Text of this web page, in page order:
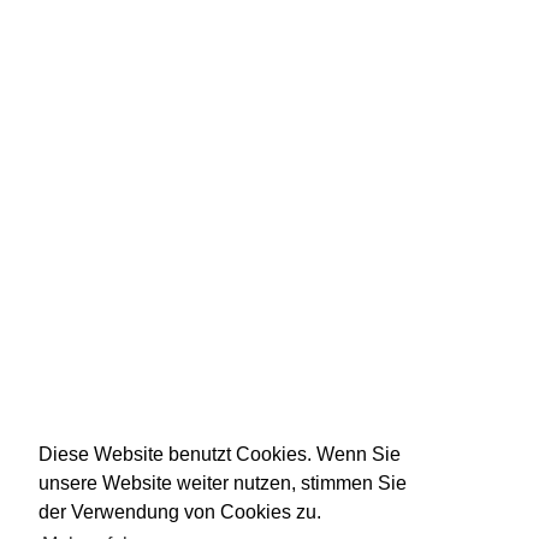
Diese Website benutzt Cookies. Wenn Sie
unsere Website weiter nutzen, stimmen Sie
der Verwendung von Cookies zu.